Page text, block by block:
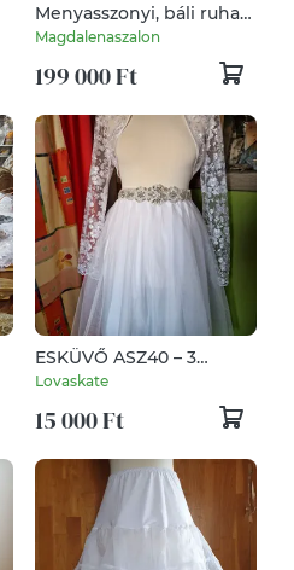
Menyasszonyi, báli ruha
kalocsai hímzett, két
részes, 38-40
Magdalenaszalon
199 000 Ft
ESKÜVŐ ASZ40 – 3
rétegű fehér midi tüll
Lovaskate
15 000 Ft